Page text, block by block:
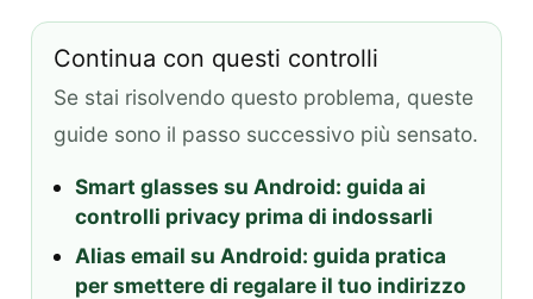
Continua con questi controlli
Se stai risolvendo questo problema, queste
guide sono il passo successivo più sensato.
Smart glasses su Android: guida ai
controlli privacy prima di indossarli
Alias email su Android: guida pratica
per smettere di regalare il tuo indirizzo